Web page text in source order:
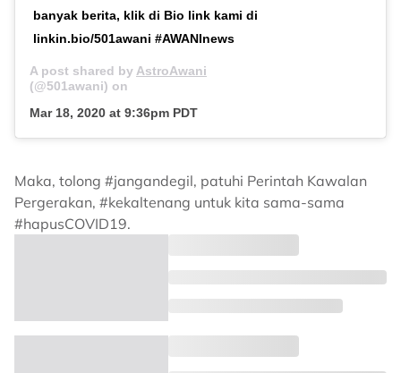
banyak berita, klik di Bio link kami di
linkin.bio/501awani #AWANInews
A post shared by AstroAwani
(@501awani) on
Mar 18, 2020 at 9:36pm PDT
Maka, tolong #jangandegil, patuhi Perintah Kawalan
Pergerakan, #kekaltenang untuk kita sama-sama
#hapusCOVID19.